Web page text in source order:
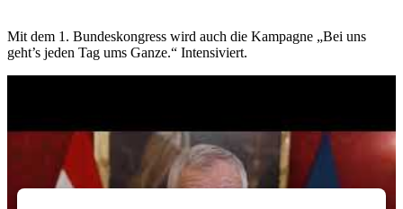
Mit dem 1. Bundeskongress wird auch die Kampagne „Bei uns
geht’s jeden Tag ums Ganze.“ Intensiviert.